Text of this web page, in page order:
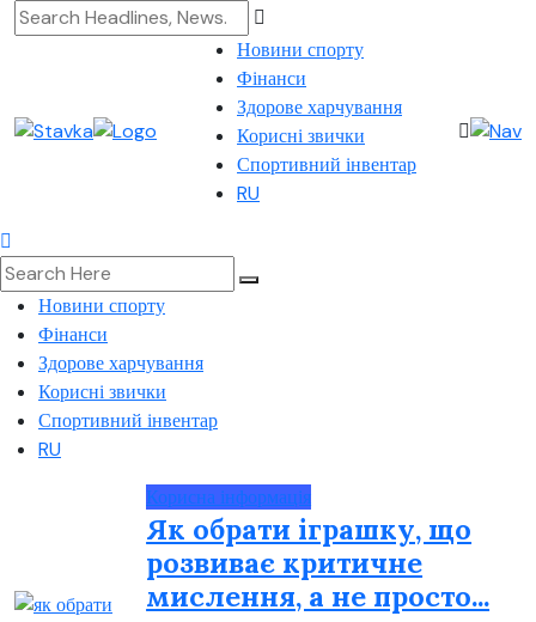
Новини спорту
Фінанси
Здорове харчування
Корисні звички
Спортивний інвентар
RU
Новини спорту
Фінанси
Здорове харчування
Корисні звички
Спортивний інвентар
RU
Корисна інформація
Як обрати іграшку, що
розвиває критичне
мислення, а не просто...